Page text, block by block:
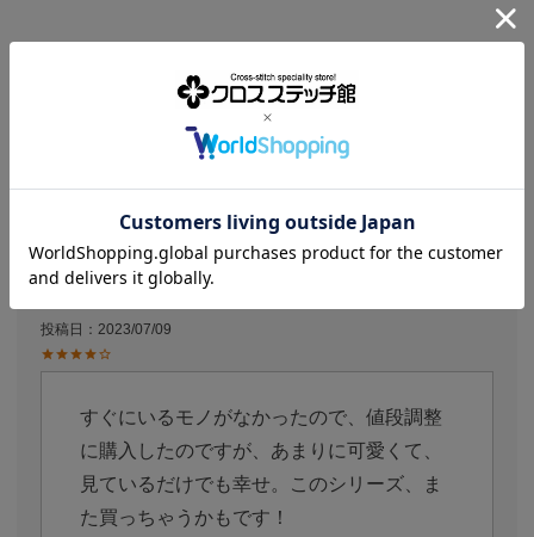
商品レビュー
4.83 6
2
投稿日 2023/07/09
すぐにいるモノがなかったので、値段調整
に購入したのですが、あまりに可愛くて、
見ているだけでも幸せ。このシリーズ、ま
た買っちゃうかもです！